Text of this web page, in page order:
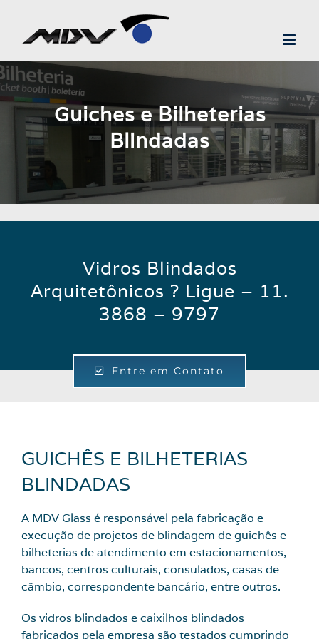
conteúdo
Guiches e Bilheterias
Blindadas
Vidros Blindados
Arquitetônicos ? Ligue – 11.
3868 – 9797
Entre em Contato
GUICHÊS E BILHETERIAS
BLINDADAS
A MDV Glass é responsável pela fabricação e
execução de projetos de blindagem de guichês e
bilheterias de atendimento em estacionamentos,
bancos, centros culturais, consulados, casas de
câmbio, correspondente bancário, entre outros.
Os vidros blindados e caixilhos blindados
fabricados pela empresa são testados cumprindo